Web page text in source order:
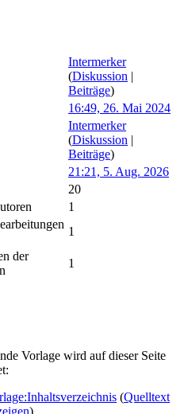
Intermerker
(Diskussion |
Beiträge)
16:49, 26. Mai 2024
Intermerker
(Diskussion |
Beiträge)
21:21, 5. Aug. 2026
20
1
1
der
1
Vorlage wird auf dieser Seite
(Quelltext